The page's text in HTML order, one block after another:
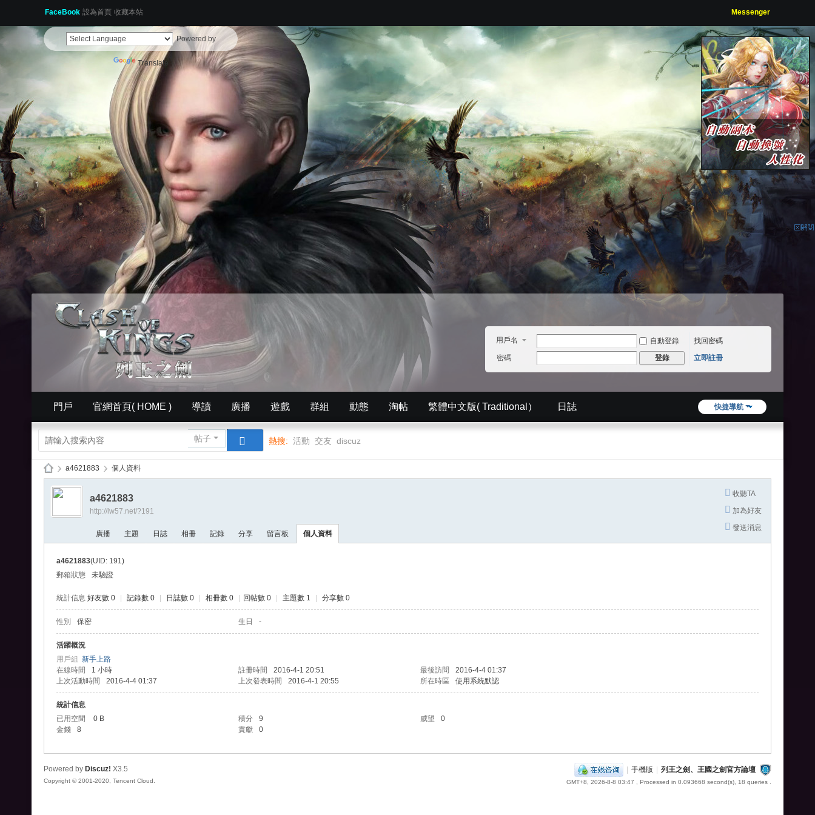
FaceBook 設為首頁 收藏本站 Messenger
Powered by
Translate
用戶名 自動登錄
找回密碼
密碼
登錄 立即註冊
快捷導航
門戶 官網首頁( HOME ) 導讀 廣播 遊戲 群組 動態 淘帖 繁體中文版( Traditional） 日誌
簡體中文版（ Simplified） 相冊 英文版官網（English）
帖子 熱搜: 活動 交友 discuz
列
的
王
之
› a4621883 › 個人資料
收聽TA
加為好友
發送消息
a4621883
http://lw57.net/?191
廣播 主題 日誌 相冊 記錄 分享 留言板 個人資料
a4621883(UID: 191)
郵箱狀態
未驗證
統計信息 好友數 0 記錄數 0 日誌數 0 相冊數 0 回帖數 0 主題數 1 分享數 0
性別 保密 生日 -
活躍概況
用戶組 新手上路
在線時間
1 小時 註冊時間 2016-4-1 20:51 最後訪問
2016-4-4 01:37
上次活動時間
2016-4-4 01:37 上次發表時間 2016-4-1 20:55 所在時區 使用系統默認
統計信息
已用空間
0 B 積分 9 威望
0
金錢
8 貢獻 0
| 手機版 | 列王之劍、王國之劍官方論壇
GMT+8, 2026-8-8 03:47 , Processed in 0.093668 second(s), 18 queries .
Powered by Discuz! X3.5
Copyright © 2001-2020, Tencent Cloud.